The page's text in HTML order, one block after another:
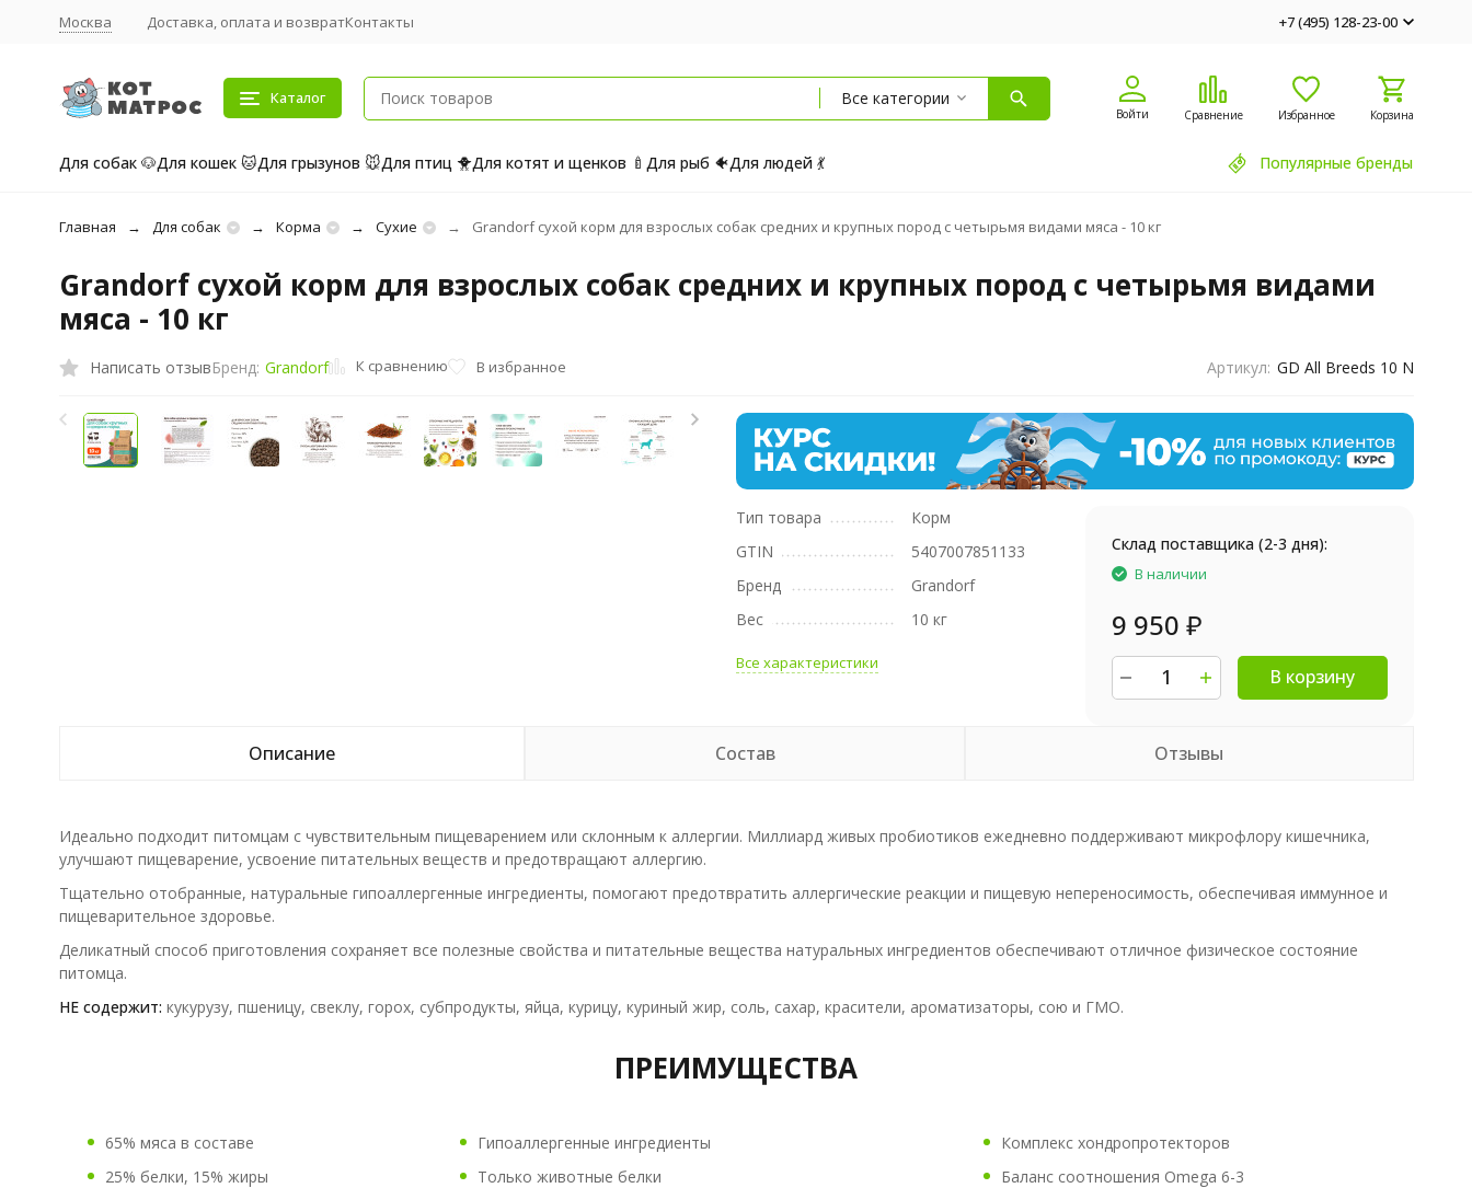
Москва Доставка, оплата и возвратКонтакты +7 (495) 128-23-00
Каталог Все категории
Войти Сравнение Избранное Корзина
Для собак 🐶Для кошек 🐱Для грызунов 🐭Для птиц 🐥Для котят и щенков 🍼 Для рыб 🐠Для людей 💃 Популярные бренды
Главная Для собак Корма Сухие Grandorf сухой корм для взрослых собак средних и крупных пород с четырьмя видами мяса - 10 кг
Grandorf сухой корм для взрослых собак средних и крупных пород с четырьмя видами
мяса - 10 кг
Написать отзывБренд: Grandorf К сравнению В избранное Артикул: GD All Breeds 10 N
Тип товара
Корм
GTIN
5407007851133
Бренд
Grandorf
Вес
10 кг
Все характеристики
Склад поставщика (2-3 дня):
В наличии
9 950 ₽
В корзину
Описание Состав Отзывы
Идеально подходит питомцам с чувствительным пищеварением или склонным к аллергии. Миллиард живых пробиотиков ежедневно поддерживают микрофлору кишечника,
улучшают пищеварение, усвоение питательных веществ и предотвращают аллергию.
Тщательно отобранные, натуральные гипоаллергенные ингредиенты, помогают предотвратить аллергические реакции и пищевую непереносимость, обеспечивая иммунное и
пищеварительное здоровье.
Деликатный способ приготовления сохраняет все полезные свойства и питательные вещества натуральных ингредиентов обеспечивают отличное физическое состояние
питомца.
НЕ содержит: кукурузу, пшеницу, свеклу, горох, субпродукты, яйца, курицу, куриный жир, соль, сахар, красители, ароматизаторы, сою и ГМО.
ПРЕИМУЩЕСТВА
65% мяса в составе
25% белки, 15% жиры
Гипоаллергенные ингредиенты
Только животные белки
Комплекс хондропротекторов
Баланс соотношения Omega 6-3